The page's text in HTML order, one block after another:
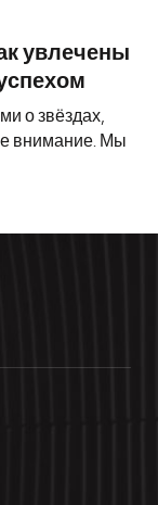
увлечены
о звёздах,
внимание. Мы